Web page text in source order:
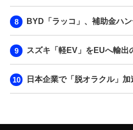
BYD「ラッコ」、補助金ハ
スズキ「軽EV」をEUへ輸出
日本企業で「脱オラクル」加